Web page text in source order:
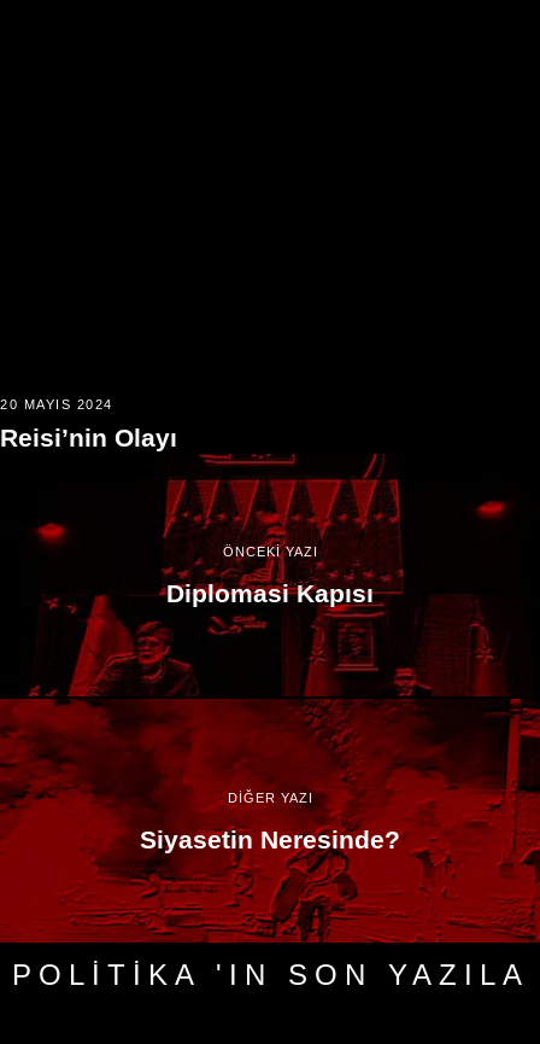
20 MAYIS 2024
Reisi’nin Olayı
ÖNCEKİ YAZI
Diplomasi Kapısı
DİĞER YAZI
Siyasetin Neresinde?
POLITIKA 'IN SON